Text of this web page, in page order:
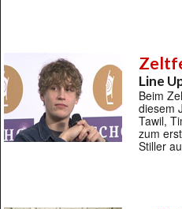
Line
Beim
diesem
Tawil,
zum
Stiller